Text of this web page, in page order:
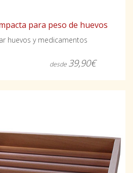
para peso de huevos
huevos y medicamentos
desde 39,90€